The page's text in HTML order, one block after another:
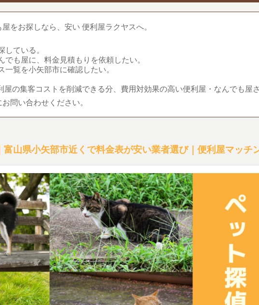
をお探しなら、安い 便利屋ラクヤスへ。
ている。
でも屋に、料金見積もりを依頼したい。
覧を小矢部市に確認したい。
屋の集客コストを削減できる分、費用対効果の高い便利屋・なんでも屋
問い合わせください。
山県小矢部市近くで料金表が安い業者選び｜便利屋マッチ